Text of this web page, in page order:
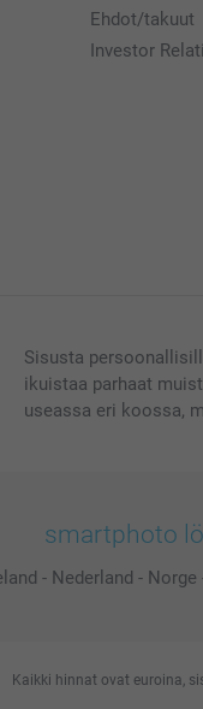
Ehdot/takuut
Investor
Sisusta
ikuistaa parhaat
useassa eri koossa,
smartphoto
- Nederland - Norge
Kaikki hinnat ovat euroina,